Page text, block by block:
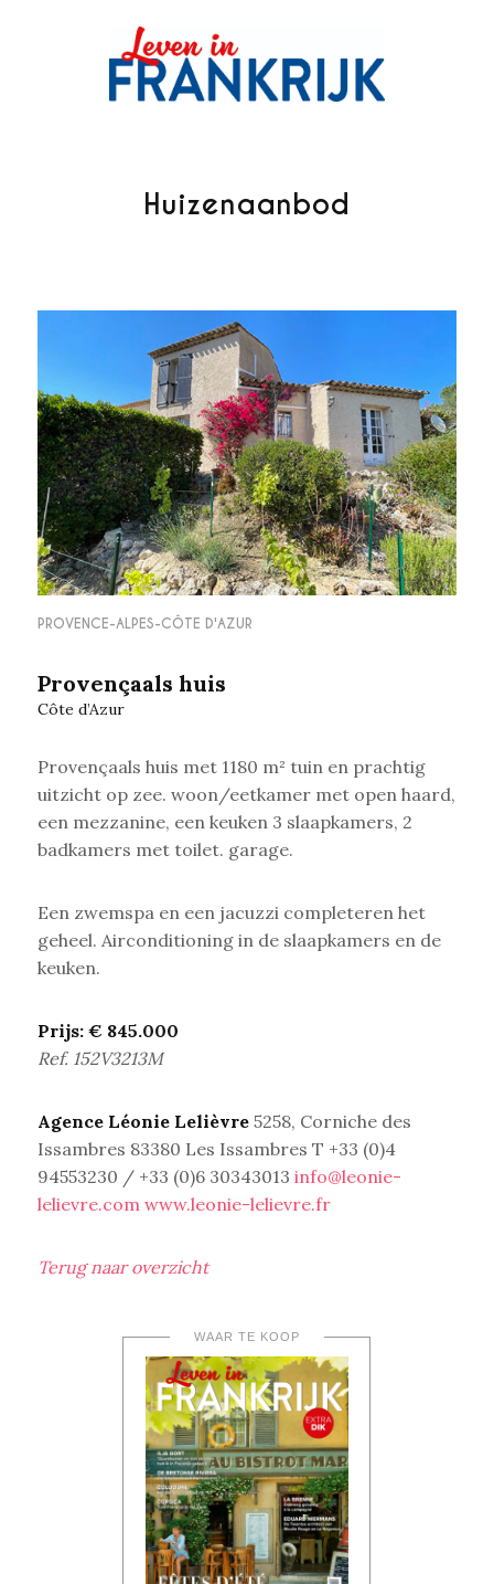
Huizenaanbod
PROVENCE-ALPES-CÔTE D'AZUR
Provençaals huis
Côte d’Azur
Provençaals huis met 1180 m² tuin en prachtig
uitzicht op zee. woon/eetkamer met open haard,
een mezzanine, een keuken 3 slaapkamers, 2
badkamers met toilet. garage.
Een zwemspa en een jacuzzi completeren het
geheel. Airconditioning in de slaapkamers en de
keuken.
Prijs: € 845.000
Ref. 152V3213M
Agence Léonie Lelièvre5258, Corniche des
Issambres 83380 Les Issambres T +33 (0)4
94553230 / +33 (0)6 30343013 info@leonie-
lelievre.com www.leonie-lelievre.fr
Terug naar overzicht
WAAR TE KOOP